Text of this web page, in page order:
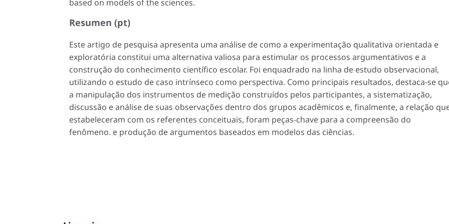
based on models of the sciences.
Resumen (pt)
Este artigo de pesquisa apresenta uma análise de como a experimentação qualitativa orientada e
exploratória constitui uma alternativa valiosa para estimular os processos argumentativos e a
construção do conhecimento científico escolar. Foi enquadrado na linha de estudo observacional,
utilizando o estudo de caso intrínseco como perspectiva. Como principais resultados, destaca-se
a manipulação dos instrumentos de medição construídos pelos participantes, a sistematização,
discussão e análise de suas observações dentro dos grupos acadêmicos e, finalmente, a relação
estabeleceram com os referentes conceituais, foram peças-chave para a compreensão do
fenômeno. e produção de argumentos baseados em modelos das ciências.